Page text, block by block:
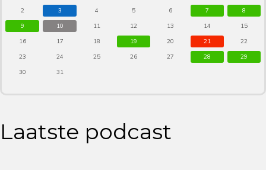
2
3 4 5 6 7
8
9
10 11 12 13 14
15
16
17 18 19 20 21
22
23
24 25 26 27 28
29
30
31
Laatste podcast